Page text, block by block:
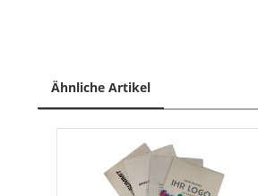
Ähnliche Artikel